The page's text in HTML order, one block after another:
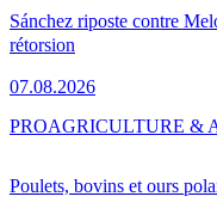
Sánchez riposte contre
rétorsion
07.08.2026
Poulets, bovins et ours
PROAGRICULTURE &